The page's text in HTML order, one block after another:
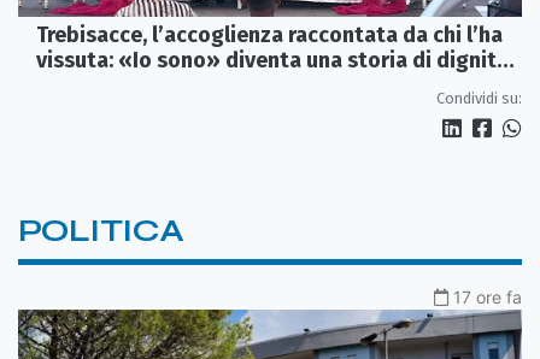
Trebisacce, l’accoglienza raccontata da chi l’ha
vissuta: «Io sono» diventa una storia di dignità
Condividi su:
POLITICA
17 ore fa